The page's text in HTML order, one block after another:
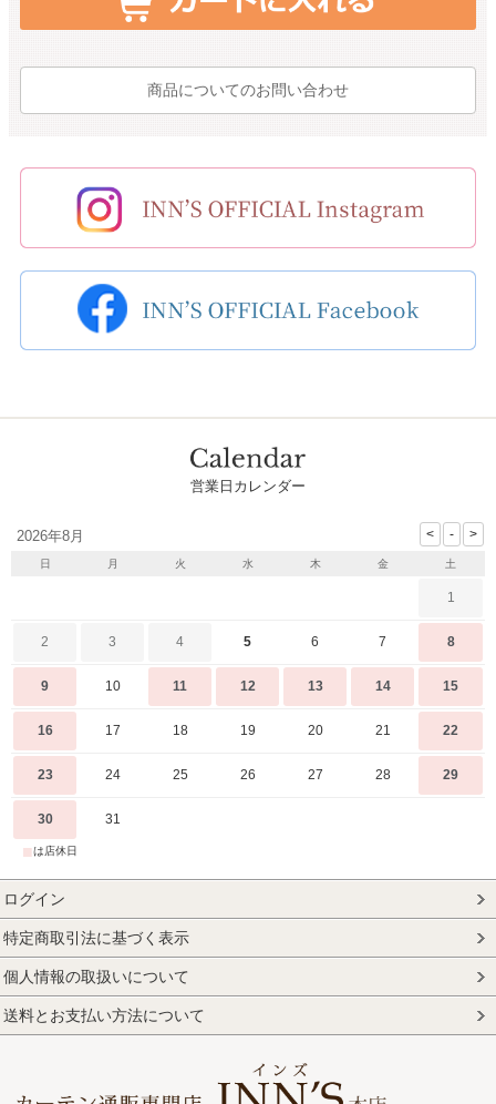
商品についてのお問い合わせ
営業日カレンダー
2026年8月
日 月 火 水 木 金 土
1
2 3 4 5 6 7 8
9 10 11 12 13 14 15
16 17 18 19 20 21 22
23 24 25 26 27 28 29
30 31
■は店休日
ログイン
特定商取引法に基づく表示
個人情報の取扱いについて
送料とお支払い方法について